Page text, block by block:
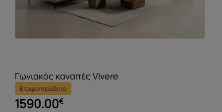
Γωνιακός καναπές Vivere
Ετοιμοπαράδοτο
1590.00€